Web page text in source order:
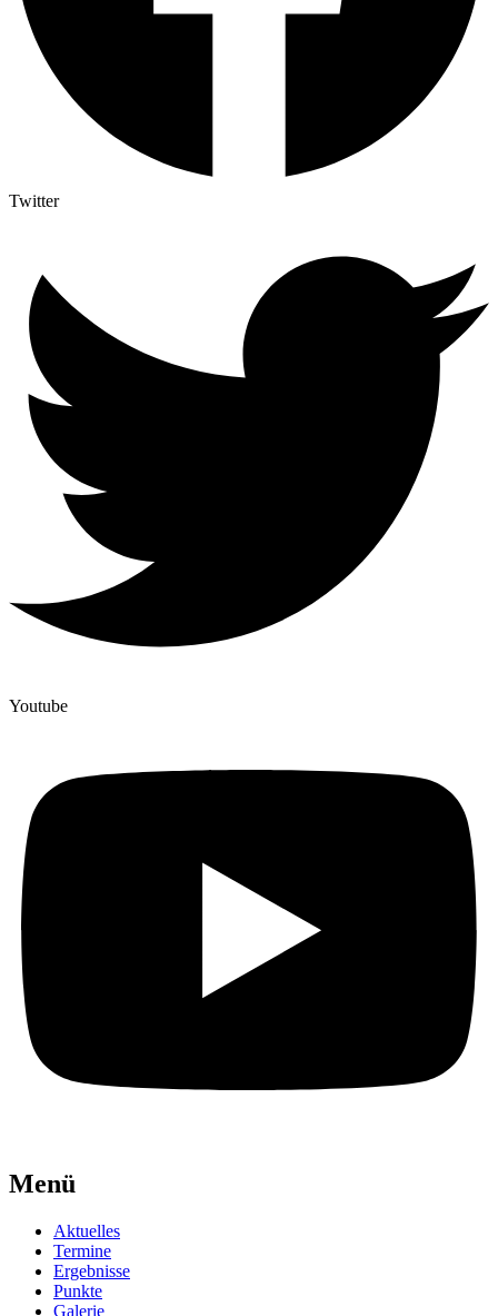
Twitter
Youtube
Menü
Aktuelles
Termine
Ergebnisse
Punkte
Galerie